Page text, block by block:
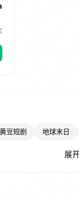
黄豆短剧 地球末日
展